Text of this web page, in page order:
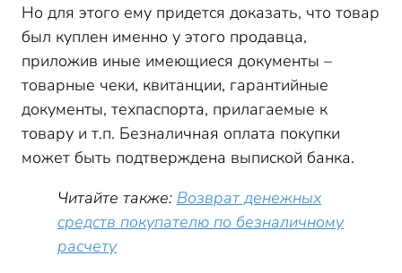
Но для этого ему придется доказать, что товар
был куплен именно у этого продавца,
приложив иные имеющиеся документы –
товарные чеки, квитанции, гарантийные
документы, техпаспорта, прилагаемые к
товару и т.п. Безналичная оплата покупки
может быть подтверждена выпиской банка.
Читайте также: Возврат денежных
средств покупателю по безналичному
расчету